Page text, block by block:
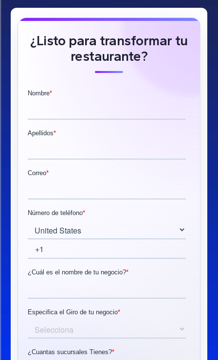
¿Listo para transformar tu
restaurante?